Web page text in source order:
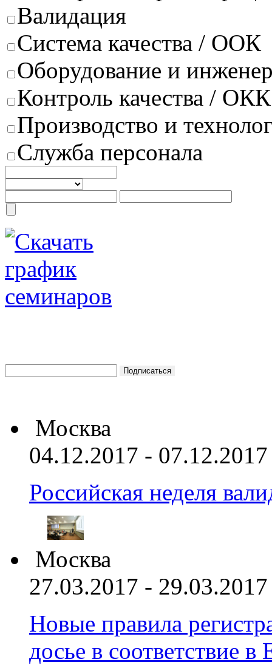
Валидация
Система качества / ООК
Оборудование и
Контроль качества / ОКК
Производство и
Служба персонала
Москва
04.12.2017 - 07.12.2017
Российская неделя
Москва
27.03.2017 - 29.03.2017
Новые правила
досье в соответствие